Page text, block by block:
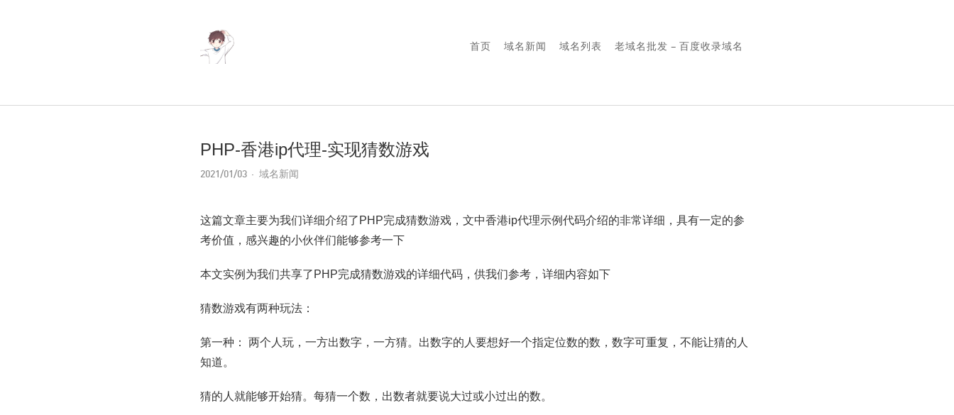
首页 域名新闻 域名列表 老域名批发 – 百度收录域名
PHP-香港ip代理-实现猜数游戏
2021/01/03 域名新闻
这篇文章主要为我们详细介绍了PHP完成猜数游戏，文中香港ip代理示例代码介绍的非常详细，具有一定的参
考价值，感兴趣的小伙伴们能够参考一下
本文实例为我们共享了PHP完成猜数游戏的详细代码，供我们参考，详细内容如下
猜数游戏有两种玩法：
第一种： 两个人玩，一方出数字，一方猜。出数字的人要想好一个指定位数的数，数字可重复，不能让猜的人
知道。
猜的人就能够开始猜。每猜一个数，出数者就要说大过或小过出的数。